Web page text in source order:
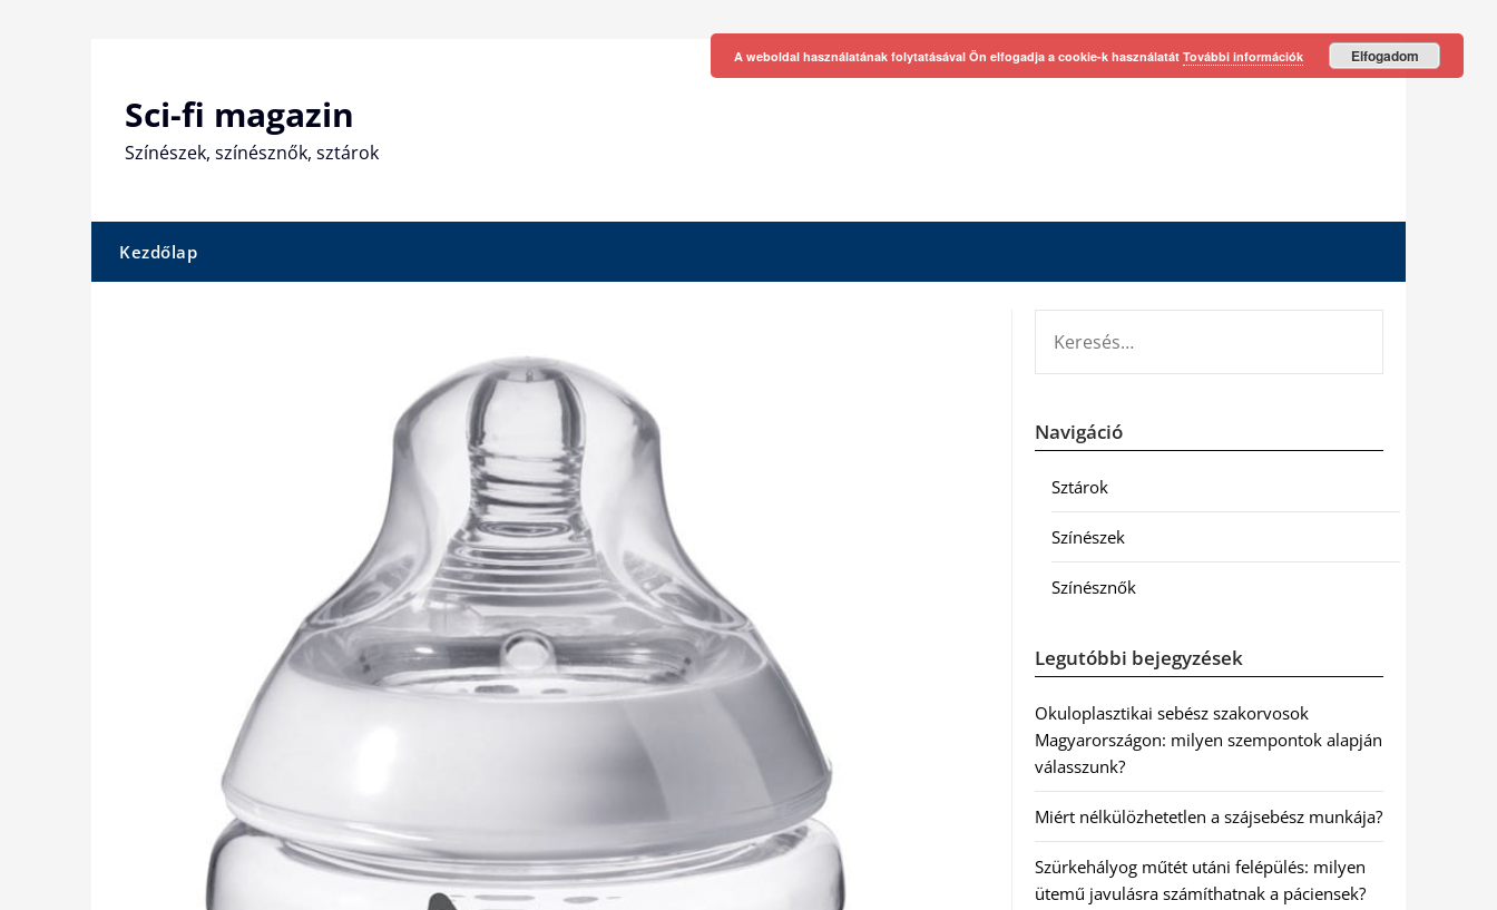
Sci-fi magazin
Színészek, színésznők, sztárok
Kezdőlap
Navigáció
Sztárok
Színészek
Színésznők
Legutóbbi bejegyzések
Okuloplasztikai sebész szakorvosok
Magyarországon: milyen szempontok alapján
válasszunk?
Miért nélkülözhetetlen a szájsebész munkája?
Szürkehályog műtét utáni felépülés: milyen
ütemű javulásra számíthatnak a páciensek?
A weboldal használatának folytatásával Ön elfogadja a cookie-k használatát További információk Elfogadom